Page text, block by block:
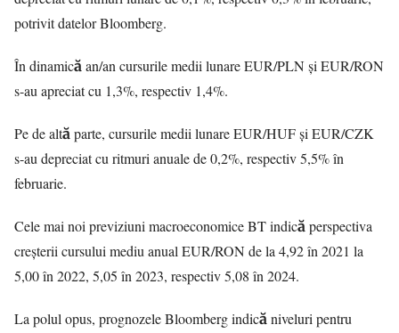
potrivit datelor Bloomberg.
În dinamică an/an cursurile medii lunare EUR/PLN și EUR/RON
s-au apreciat cu 1,3%, respectiv 1,4%.
Pe de altă parte, cursurile medii lunare EUR/HUF și EUR/CZK
s-au depreciat cu ritmuri anuale de 0,2%, respectiv 5,5% în
februarie.
Cele mai noi previziuni macroeconomice BT indică perspectiva
creșterii cursului mediu anual EUR/RON de la 4,92 în 2021 la
5,00 în 2022, 5,05 în 2023, respectiv 5,08 în 2024.
La polul opus, prognozele Bloomberg indică niveluri pentru